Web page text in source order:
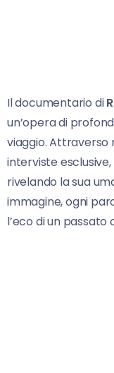
Il documentario di
un’opera di
viaggio. Attraverso
interviste
rivelando la sua
immagine, ogni
l’eco di un